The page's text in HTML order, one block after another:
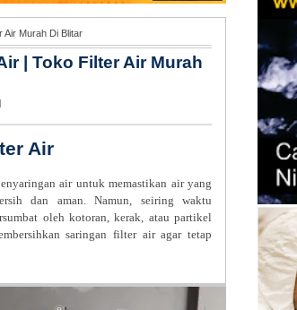
Air Murah Di Blitar
| Toko Filter Air Murah
Air
air untuk memastikan air yang
dan aman. Namun, seiring waktu
oleh kotoran, kerak, atau partikel
saringan filter air agar tetap